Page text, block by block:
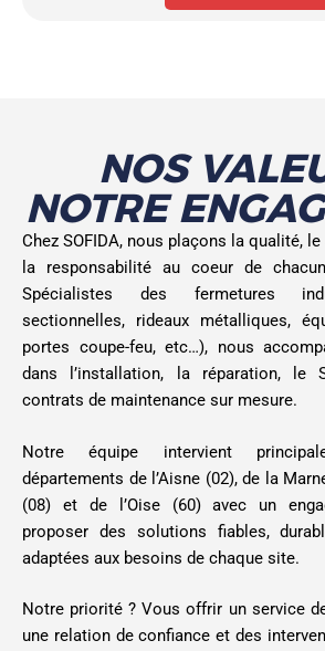
NOS
NOTRE
Chez SOFIDA, nous plaçons la qualité,
la responsabilité au coeur de
Spécialistes des fermetures
sectionnelles, rideaux métalliques,
portes coupe-feu, etc…), nous
dans l’installation, la réparation, le
contrats de maintenance sur mesure.
Notre équipe intervient
départements de l’Aisne (02), de la
(08) et de l’Oise (60) avec un
proposer des solutions fiables,
adaptées aux besoins de chaque site.
Notre priorité ? Vous offrir un service
une relation de confiance et des